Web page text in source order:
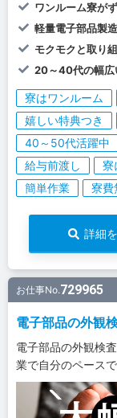
ワンルーム寮が
軽量電子部品製
モクモクと取り
20～40代の幅広
寮はワンルーム
嬉しい特典つき
40～50代活躍中
給与前渡し
寮
簡単作業
寮費
詳細
お仕事No.729965
電子部品の外観
電子部品の外観検
業で自分のペース